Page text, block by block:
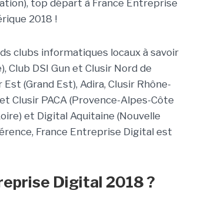
top départ à France Entreprise
2018 !
clubs informatiques locaux à savoir
Club DSI Gun et Clusir Nord de
(Grand Est), Adira, Clusir Rhône-
Clusir PACA (Provence-Alpes-Côte
et Digital Aquitaine (Nouvelle
France Entreprise Digital est
Digital 2018 ?